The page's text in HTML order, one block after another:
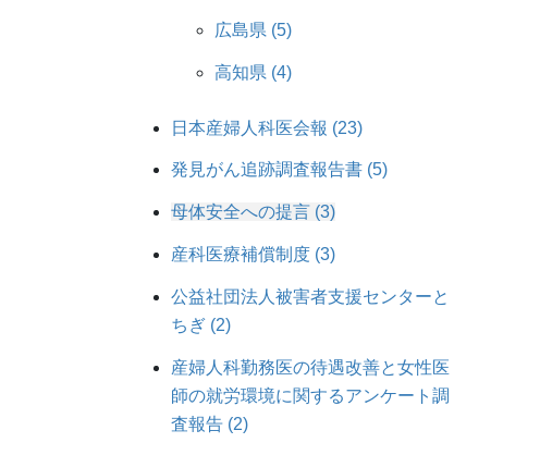
広島県 (5)
高知県 (4)
日本産婦人科医会報 (23)
発見がん追跡調査報告書 (5)
母体安全への提言 (3)
産科医療補償制度 (3)
公益社団法人被害者支援センターと
ちぎ (2)
産婦人科勤務医の待遇改善と女性医
師の就労環境に関するアンケート調
査報告 (2)